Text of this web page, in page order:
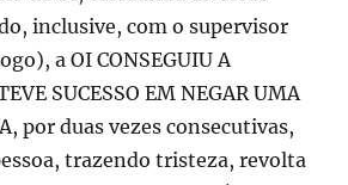
inclusive, com o supervisor
a OI CONSEGUIU A
SUCESSO EM NEGAR UMA
por duas vezes consecutivas,
trazendo tristeza, revolta